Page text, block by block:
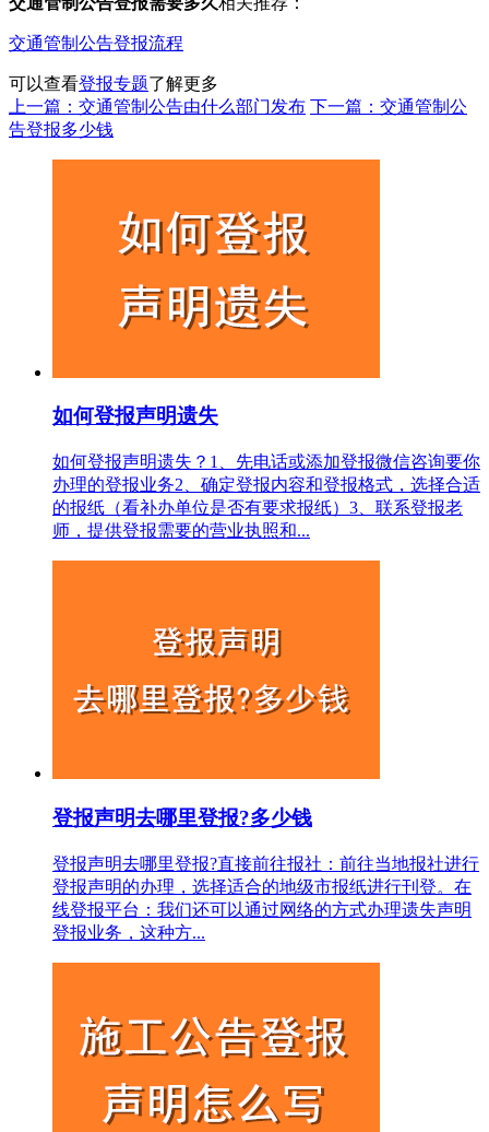
交通管制公告登报流程
可以查看登报专题了解更多
上一篇：交通管制公告由什么部门发布 下一篇：交通管制公
告登报多少钱
如何登报声明遗失
如何登报声明遗失？1、先电话或添加登报微信咨询要你
办理的登报业务2、确定登报内容和登报格式，选择合适
的报纸（看补办单位是否有要求报纸）3、联系登报老
师，提供登报需要的营业执照和...
登报声明去哪里登报?多少钱
登报声明去哪里登报?直接前往报社‌：‌前往当地报社进行
登报声明的办理，‌选择适合的地级市报纸进行刊登。‌‌在
线登报平台‌：‌我们还可以通过网络的方式办理遗失声明
登报业务，这种方...